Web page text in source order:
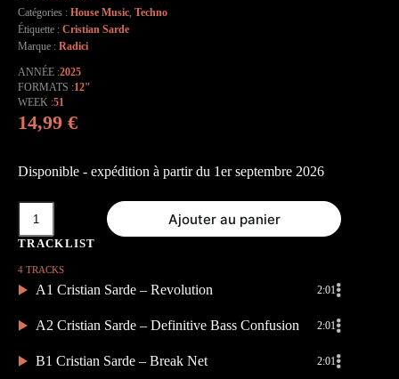
Catégories : House Music, Techno
Étiquette : Cristian Sarde
Marque : Radici
ANNÉE 2025
FORMATS 12"
WEEK 51
14,99 €
Disponible - expédition à partir du 1er septembre 2026
quantité
Definitely
Ajouter au panier
4 TRACKS
A1 Cristian Sarde – Revolution 2:01
A2 Cristian Sarde – Definitive Bass Confusion 2:01
B1 Cristian Sarde – Break Net 2:01